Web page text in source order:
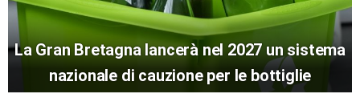
La Gran Bretagna lancerà nel 2027 un sistema
nazionale di cauzione per le bottiglie